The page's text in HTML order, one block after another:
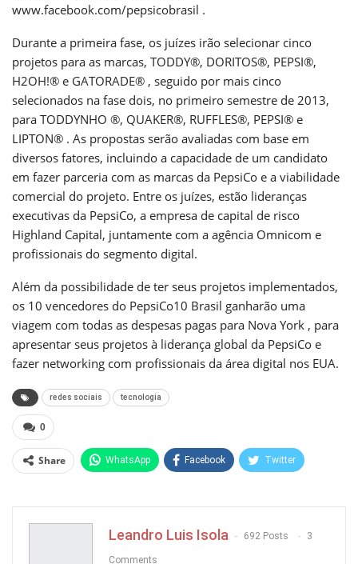
www.facebook.com/pepsicobrasil .
Durante a primeira fase, os juízes irão selecionar cinco
projetos para as marcas, TODDY®, DORITOS®, PEPSI®,
H2OH!® e GATORADE® , seguido por mais cinco
selecionados na fase dois, no primeiro semestre de 2013,
para TODDYNHO ®, QUAKER®, RUFFLES®, PEPSI® e
LIPTON® . As propostas serão avaliadas com base em
diversos fatores, incluindo a capacidade de um candidato
em fazer parceria com as marcas da PepsiCo e a viabilidade
comercial do projeto. Entre os juízes, estão lideranças
executivas da PepsiCo, a empresa de capital de risco
Highland Capital, juntamente com a agência Omnicom e
profissionais do segmento digital.
Além da possibilidade de ter seus projetos implementados,
os 10 vencedores do PepsiCo10 Brasil ganharão uma
viagem com todas as despesas pagas para Nova York , para
apresentar seus projetos à liderança global da PepsiCo e
fazer networking com profissionais da área digital nos EUA.
redes sociais tecnologia
0
Share WhatsApp Facebook Twitter
Leandro Luis Isola 692 Posts 3
Comments